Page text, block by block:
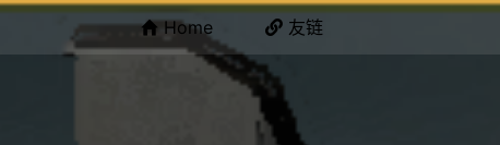
Home 友链